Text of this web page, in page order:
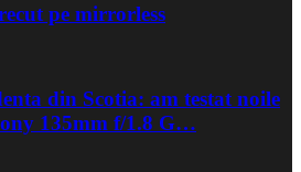
pe mirrorless
din Scotia: am testat noile
135mm f/1.8 G…